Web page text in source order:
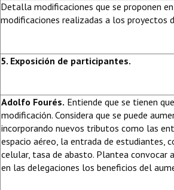
Detalla modificaciones que se proponen
modificaciones realizadas a los proyectos
5. Exposición de participantes.
Adolfo Fourés. Entiende que se tienen
modificación. Considera que se puede
incorporando nuevos tributos como las
espacio aéreo, la entrada de estudiantes,
celular, tasa de abasto. Plantea convocar
en las delegaciones los beneficios del